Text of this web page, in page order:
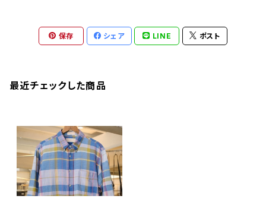
保存 シェア LINE ポスト
最近チェックした商品